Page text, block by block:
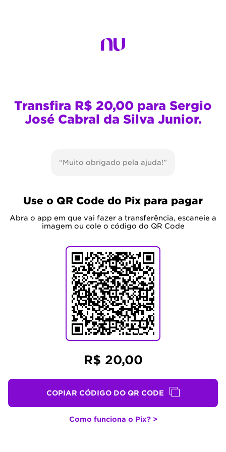
Transfira R$ 20,00 para Sergio
José Cabral da Silva Junior.
“Muito obrigado pela ajuda!”
Use o QR Code do Pix para pagar
Abra o app em que vai fazer a transferência, escaneie a
imagem ou cole o código do QR Code
R$ 20,00
COPIAR CÓDIGO DO QR CODE
Como funciona o Pix? >